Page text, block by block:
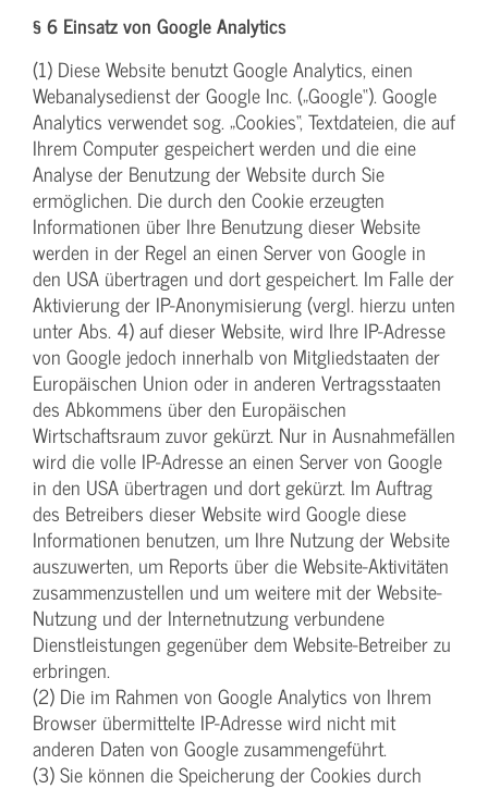
§ 6 Einsatz von Google Analytics
(1) Diese Website benutzt Google Analytics, einen
Webanalysedienst der Google Inc. („Google“). Google
Analytics verwendet sog. „Cookies“, Textdateien, die auf
Ihrem Computer gespeichert werden und die eine
Analyse der Benutzung der Website durch Sie
ermöglichen. Die durch den Cookie erzeugten
Informationen über Ihre Benutzung dieser Website
werden in der Regel an einen Server von Google in
den USA übertragen und dort gespeichert. Im Falle der
Aktivierung der IP-Anonymisierung (vergl. hierzu unten
unter Abs. 4) auf dieser Website, wird Ihre IP-Adresse
von Google jedoch innerhalb von Mitgliedstaaten der
Europäischen Union oder in anderen Vertragsstaaten
des Abkommens über den Europäischen
Wirtschaftsraum zuvor gekürzt. Nur in Ausnahmefällen
wird die volle IP-Adresse an einen Server von Google
in den USA übertragen und dort gekürzt. Im Auftrag
des Betreibers dieser Website wird Google diese
Informationen benutzen, um Ihre Nutzung der Website
auszuwerten, um Reports über die Website-Aktivitäten
zusammenzustellen und um weitere mit der Website-
Nutzung und der Internetnutzung verbundene
Dienstleistungen gegenüber dem Website-Betreiber zu
erbringen.
(2) Die im Rahmen von Google Analytics von Ihrem
Browser übermittelte IP-Adresse wird nicht mit
anderen Daten von Google zusammengeführt.
(3) Sie können die Speicherung der Cookies durch